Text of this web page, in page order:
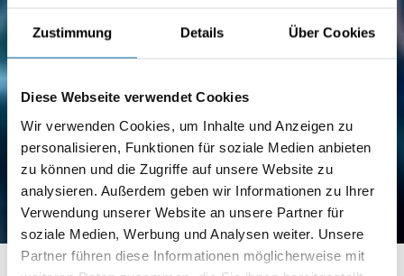
Zustimmung Details Über Cookies
Diese Webseite verwendet Cookies
Wir verwenden Cookies, um Inhalte und Anzeigen zu
personalisieren, Funktionen für soziale Medien anbieten
zu können und die Zugriffe auf unsere Website zu
analysieren. Außerdem geben wir Informationen zu Ihrer
Verwendung unserer Website an unsere Partner für
soziale Medien, Werbung und Analysen weiter. Unsere
Partner führen diese Informationen möglicherweise mit